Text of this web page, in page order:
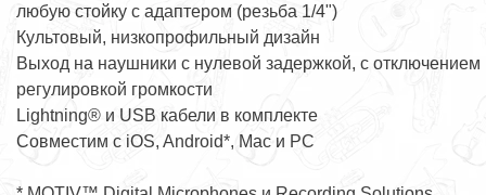
любую стойку с адаптером (резьба 1/4")
Культовый, низкопрофильный дизайн
Выход на наушники с нулевой задержкой, с отключением
регулировкой громкости
Lightning® и USB кабели в комплекте
Совместим с iOS, Android*, Mac и PC